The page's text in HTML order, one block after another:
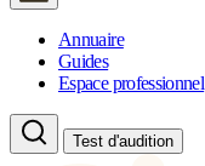
Annuaire
Guides
Espace professionnel
Test d'audition